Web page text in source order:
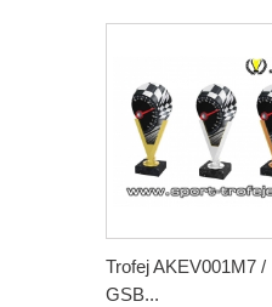
Trofej AKEV001M7 /
GSB...